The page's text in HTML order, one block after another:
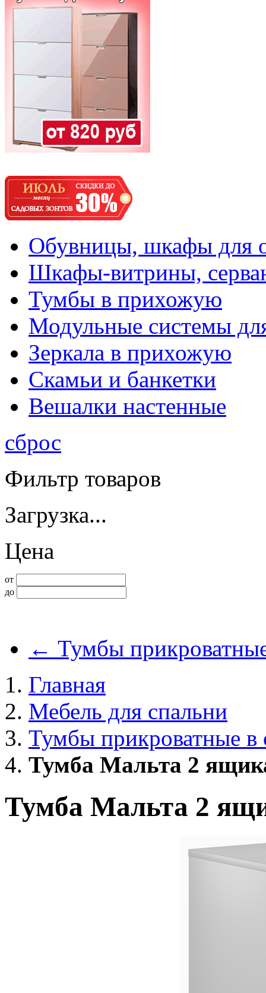
Обувницы, шкафы для
Шкафы-витрины,
Тумбы в прихожую
Модульные системы
Зеркала в прихожую
Скамьи и банкетки
Вешалки настенные
сброс
Фильтр товаров
Загрузка...
Цена
от
до
← Тумбы
Главная
Мебель для спальни
Тумбы прикроватные в
Тумба Мальта 2
Тумба Мальта 2